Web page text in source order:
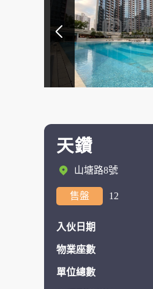
天鑽
山塘路8號
售盤 12
入伙日期
物業座數
單位總數